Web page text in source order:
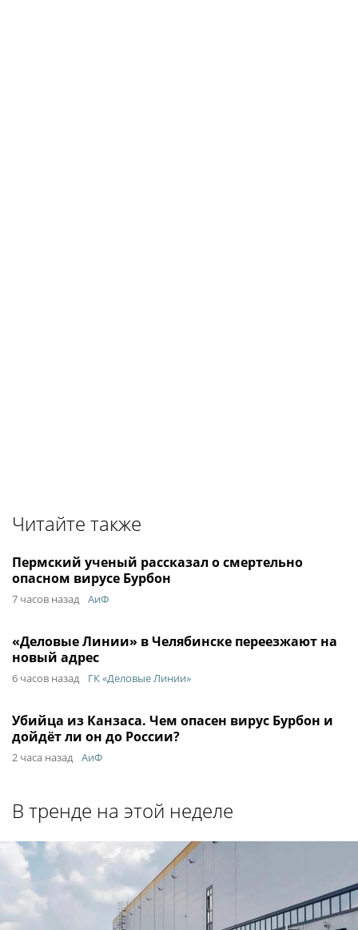
Читайте также
Пермский ученый рассказал о смертельно
опасном вирусе Бурбон
7 часов назад АиФ
«Деловые Линии» в Челябинске переезжают на
новый адрес
6 часов назад ГК «Деловые Линии»
Убийца из Канзаса. Чем опасен вирус Бурбон и
дойдёт ли он до России?
2 часа назад АиФ
В тренде на этой неделе